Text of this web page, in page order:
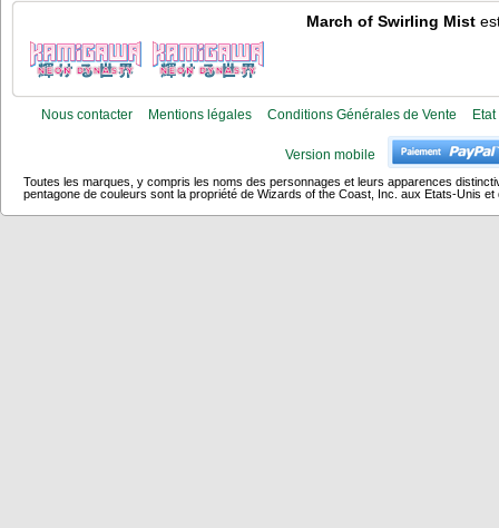
March of Swirling Mist
Nous contacter Mentions légales Conditions Générales de Vente
Version mobile
Toutes les marques, y compris les noms des personnages et leurs apparences
pentagone de couleurs sont la propriété de Wizards of the Coast, Inc. aux Etats-Unis